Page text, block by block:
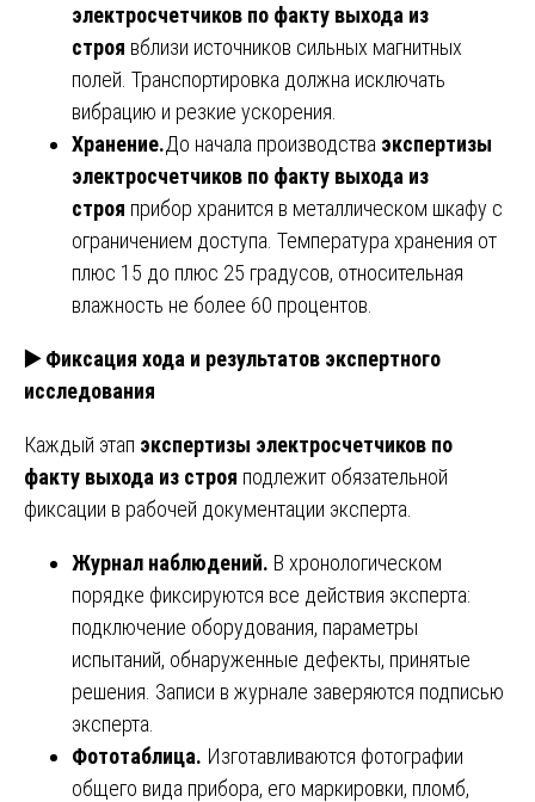
электросчетчиков по факту выхода из
строя вблизи источников сильных магнитных
полей. Транспортировка должна исключать
вибрацию и резкие ускорения.
Хранение.До начала производства экспертизы
электросчетчиков по факту выхода из
строя прибор хранится в металлическом шкафу с
ограничением доступа. Температура хранения от
плюс 15 до плюс 25 градусов, относительная
влажность не более 60 процентов.
▶️Фиксация хода и результатов экспертного
исследования
Каждый этап экспертизы электросчетчиков по
факту выхода из строя подлежит обязательной
фиксации в рабочей документации эксперта.
Журнал наблюдений. В хронологическом
порядке фиксируются все действия эксперта:
подключение оборудования, параметры
испытаний, обнаруженные дефекты, принятые
решения. Записи в журнале заверяются подписью
эксперта.
Фототаблица. Изготавливаются фотографии
общего вида прибора, его маркировки, пломб,